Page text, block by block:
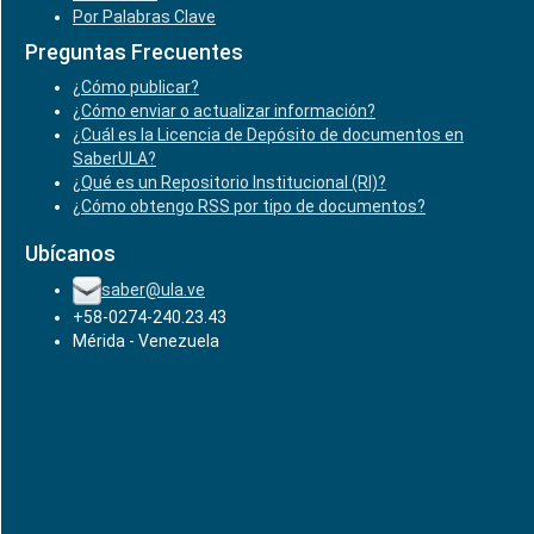
Por Palabras Clave
Preguntas Frecuentes
¿Cómo publicar?
¿Cómo enviar o actualizar información?
¿Cuál es la Licencia de Depósito de documentos en
SaberULA?
¿Qué es un Repositorio Institucional (RI)?
¿Cómo obtengo RSS por tipo de documentos?
Ubícanos
saber@ula.ve
+58-0274-240.23.43
Mérida - Venezuela